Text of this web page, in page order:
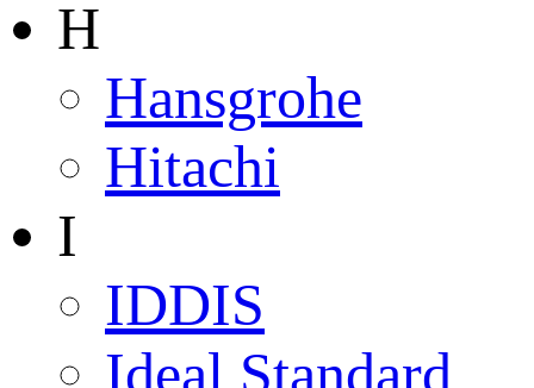
H
Hansgrohe
Hitachi
I
IDDIS
Ideal Standard